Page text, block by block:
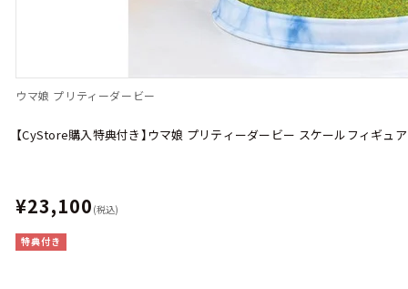
ウマ娘 プリティーダービー
【CyStore購入特典付き】ウマ娘 プリティーダービー スケールフィギュ
¥23,100 (税込)
特典付き